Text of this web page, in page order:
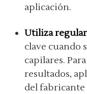
aplicación.
Utiliza
clave cuando
capilares.
resultados,
del fabricante